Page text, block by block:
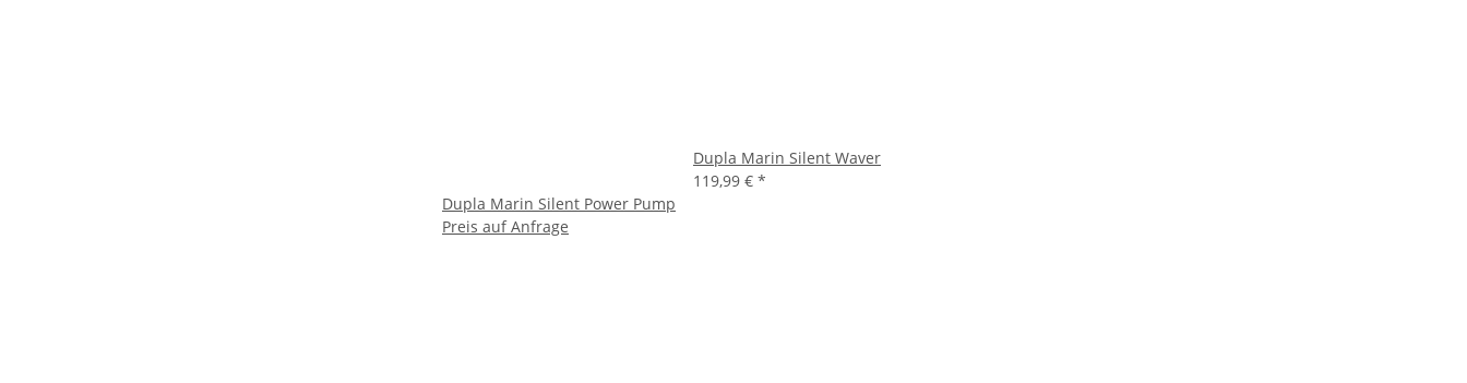
Dupla Marin Silent Power Pump
Preis auf Anfrage
Dupla Marin Silent Waver
119,99 € *